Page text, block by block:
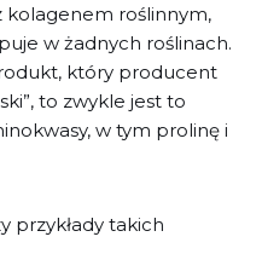
kolagenem roślinnym,
w żadnych roślinach.
który producent
to zwykle jest to
w tym prolinę i
przykłady takich